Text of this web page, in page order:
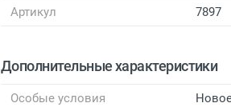
Артикул
7897
Дополнительные характеристики
Особые условия